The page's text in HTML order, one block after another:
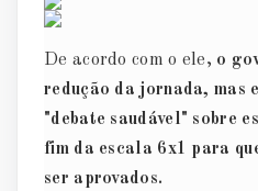
De acordo com o ele, o
redução da jornada, mas
"debate saudável" sobre
fim da escala 6x1 para
ser aprovados.